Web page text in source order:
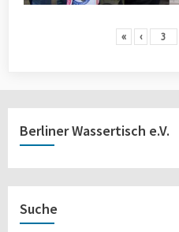
« ‹
Berliner Wassertisch e.V.
Suche